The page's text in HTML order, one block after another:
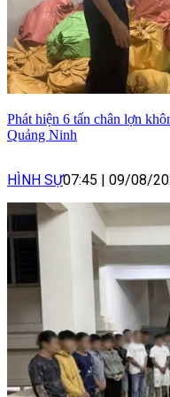
Phát hiện 6 tấn chân lợn
Quảng Ninh
HÌNH SỰ07:45 09/08/